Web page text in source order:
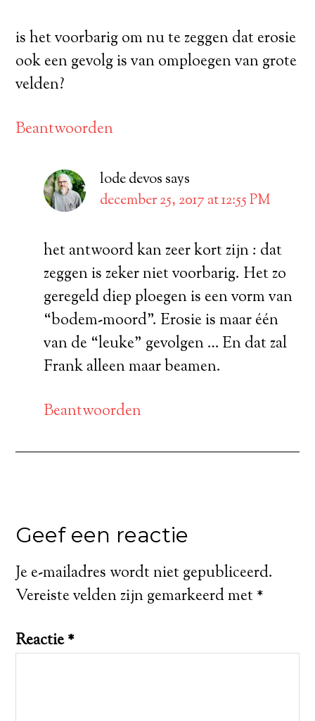
is het voorbarig om nu te zeggen dat erosie
ook een gevolg is van omploegen van grote
velden?
Beantwoorden
lode devos says
december 25, 2017 at 12:55 PM
het antwoord kan zeer kort zijn : dat
zeggen is zeker niet voorbarig. Het zo
geregeld diep ploegen is een vorm van
“bodem-moord”. Erosie is maar één
van de “leuke” gevolgen … En dat zal
Frank alleen maar beamen.
Beantwoorden
Geef een reactie
Je e-mailadres wordt niet gepubliceerd.
Vereiste velden zijn gemarkeerd met*
Reactie*